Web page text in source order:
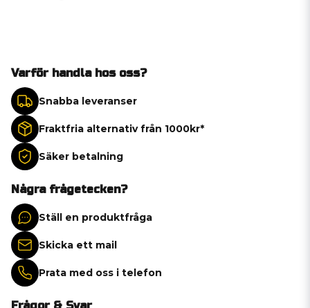
Varför handla hos oss?
Snabba leveranser
Fraktfria alternativ från 1000kr*
Säker betalning
Några frågetecken?
Ställ en produktfråga
Skicka ett mail
Prata med oss i telefon